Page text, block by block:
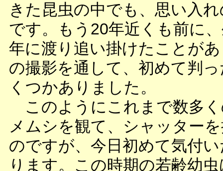
きた昆虫の中でも、思い入
です。もう20年近くも前に
年に渡り追い掛けたことが
の撮影を通して、初めて判
くつかありました。
このようにこれまで数多
メムシを観て、シャッター
のですが、今日初めて気付
ります。この時期の若齢幼